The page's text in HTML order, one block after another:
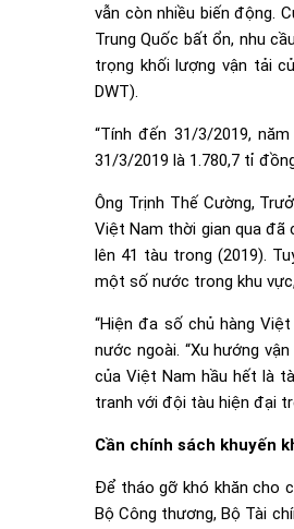
vẫn còn nhiều biến động.
Trung Quốc bất ổn, nhu
trọng khối lượng vận tải
DWT).
“Tính đến 31/3/2019,
31/3/2019 là 1.780,7 tỉ
Ông Trịnh Thế Cường,
Việt Nam thời gian qua
lên 41 tàu trong (2019).
một số nước trong khu
“Hiện đa số chủ hàng
nước ngoài. “Xu hướng
của Việt Nam hầu hết là
tranh với đội tàu hiện đại
Cần chính sách khuyến
Để tháo gỡ khó khăn cho
Bộ Công thương, Bộ Tài